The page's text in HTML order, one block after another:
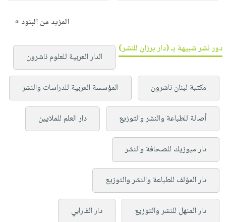
المزيد من البنود »
دور نشر شبيهة بـ (دار برزان للنشر)
الدار العربية للعلوم ناشرون
مكتبة لبنان ناشرون المؤسسة العربية للدراسات والنشر
أصالة للطباعة والنشر والتوزيع دار العلم للملايين
دار ميوزيك للصحافة والنشر
دار المؤلف للطباعة والنشر والتوزيع
دار المنهل للنشر والتوزيع دار الفارابي